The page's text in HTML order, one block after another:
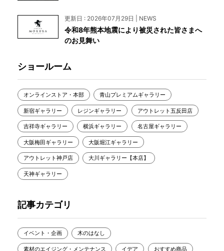
更新日 : 2026年07月29日 | NEWS
令和8年熊本地震により被災された皆さまへ
のお見舞い
ショールーム
オンラインストア・本部 青山プレミアムギャラリー
新宿ギャラリー レジンギャラリー アウトレット五反田店
吉祥寺ギャラリー 横浜ギャラリー 名古屋ギャラリー
大阪梅田ギャラリー 大阪堀江ギャラリー
アウトレット神戸店 大川ギャラリー【本店】
天神ギャラリー
記事カテゴリ
イベント・企画 木のはなし
素材のエイジング・メンテナンス イデア おすすめ商品